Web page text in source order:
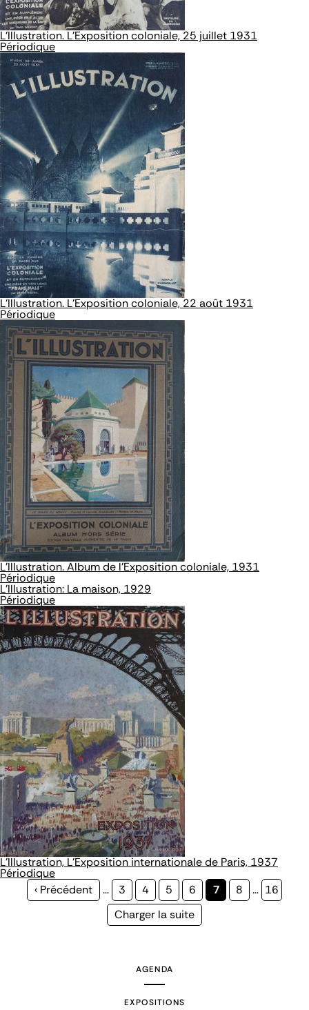
L’Illustration. L'Exposition coloniale, 25 juillet 1931
Périodique
L’Illustration. L'Exposition coloniale, 22 août 1931
Périodique
L’Illustration. Album de l'Exposition coloniale, 1931
Périodique
L’Illustration: La maison, 1929
Périodique
L’Illustration, L'Exposition internationale de Paris, 1937
Périodique
Page
‹ Précédent … Page
3 Page
4 Page
5 Page
6
Page
7 Page
8 … Page
16
Page
Charger la suite
AGENDA
EXPOSITIONS